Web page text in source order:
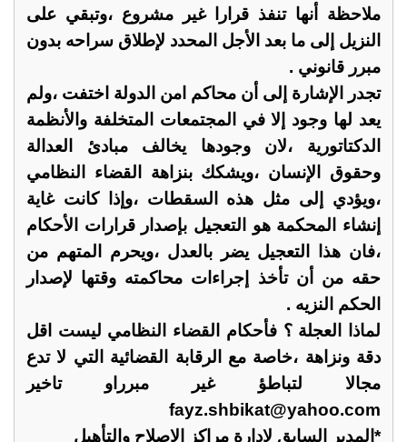
ملاحظة أنها تنفذ قرارا غير مشروع ،وتبقي على
النزيل إلى ما بعد الأجل المحدد لإطلاق سراحه بدون
مبرر قانوني .
تجدر الإشارة إلى أن محاكم امن الدولة اختفت ،ولم
يعد لها وجود إلا في المجتمعات المتخلفة والأنظمة
الدكتاتورية ،لان وجودها يخالف مبادئ العدالة
وحقوق الإنسان ،ويشكك بنزاهة القضاء النظامي
،ويؤدي إلى مثل هذه السقطات ،وإذا كانت غاية
إنشاء المحكمة هو التعجيل بإصدار قرارات الأحكام
،فان هذا التعجيل يضر بالعدل ،ويحرم المتهم من
حقه من أن تأخذ إجراءات محاكمته وقتها لإصدار
الحكم النزيه .
لماذا العجلة ؟ فأحكام القضاء النظامي ليست اقل
دقة ونزاهة ،خاصة مع الرقابة القضائية التي لا تدع
مجالا لتباطؤ غير مبرراو تاخير
fayz.shbikat@yahoo.com
*المدير السابق لإدارة مراكز الإصلاح والتأهيل